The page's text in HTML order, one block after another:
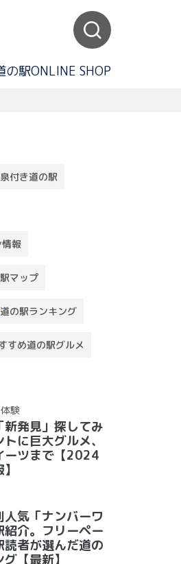
の駅ONLINE SHOP
付き道の駅
報
マップ
の駅ランキング
すめ道の駅グルメ
験
新発見」探してみ
に巨大グルメ、
ーツまで【2024
人気「ナンバーワ
紹介。フリーペー
読者が選んだ道の
【最新】